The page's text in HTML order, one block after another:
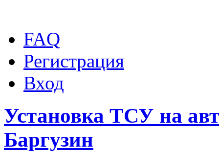
FAQ
Регистрация
Вход
Установка ТСУ на
Баргузин